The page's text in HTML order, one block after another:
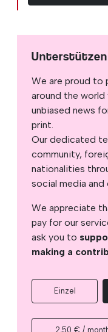
Unterstützen
We are proud to
around the
unbiased news
print.
Our dedicated
community,
nationalities
social media and
We appreciate
pay for our
ask you to
making a
Einzel
2,50 € /